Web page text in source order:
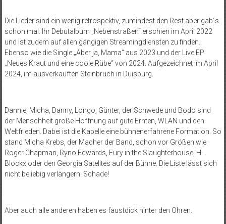
Die Lieder sind ein wenig retrospektiv, zumindest den Rest aber gab´s
schon mal. Ihr Debutalbum „Nebenstraßen“ erschien im April 2022
und ist zudem auf allen gängigen Streamingdiensten zu finden.
Ebenso wie die Single „Aber ja, Mama“ aus 2023 und der Live EP
„Neues Kraut und eine coole Rübe“ von 2024. Aufgezeichnet im April
2024, im ausverkauften Steinbruch in Duisburg.
Dannie, Micha, Danny, Longo, Günter, der Schwede und Bodo sind
der Menschheit große Hoffnung auf gute Ernten, WLAN und den
Weltfrieden. Dabei ist die Kapelle eine bühnenerfahrene Formation. So
stand Micha Krebs, der Macher der Band, schon vor Größen wie
Roger Chapman, Ryno Edwards, Fury in the Slaughterhouse, H-
Blockx oder den Georgia Satelites auf der Bühne. Die Liste lässt sich
nicht beliebig verlängern. Schade!
Aber auch alle anderen haben es faustdick hinter den Ohren.